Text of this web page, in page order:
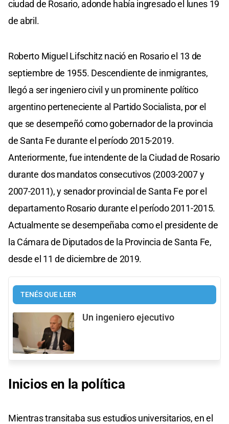
ciudad de Rosario, adonde había ingresado el lunes 19
de abril.
Roberto Miguel Lifschitz nació en Rosario el 13 de
septiembre de 1955. Descendiente de inmigrantes,
llegó a ser ingeniero civil y un prominente político
argentino perteneciente al Partido Socialista, por el
que se desempeñó como gobernador de la provincia
de Santa Fe durante el período 2015-2019.
Anteriormente, fue intendente de la Ciudad de Rosario
durante dos mandatos consecutivos (2003-2007 y
2007-2011), y senador provincial de Santa Fe por el
departamento Rosario durante el período 2011-2015.
Actualmente se desempeñaba como el presidente de
la Cámara de Diputados de la Provincia de Santa Fe,
desde el 11 de diciembre de 2019.
TENÉS QUE LEER
Un ingeniero ejecutivo
Inicios en la política
Mientras transitaba sus estudios universitarios, en el